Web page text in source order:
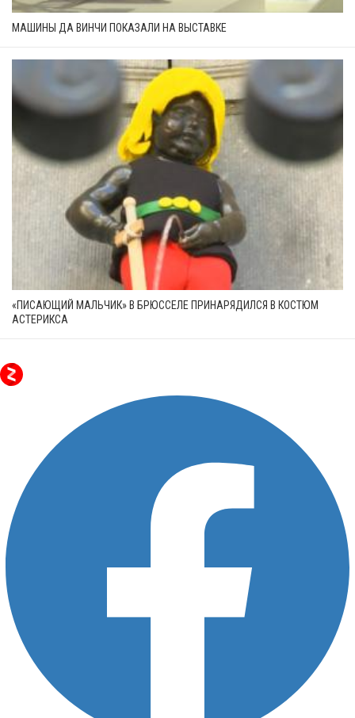
МАШИНЫ ДА ВИНЧИ ПОКАЗАЛИ НА ВЫСТАВКЕ
«ПИСАЮЩИЙ МАЛЬЧИК» В БРЮССЕЛЕ ПРИНАРЯДИЛСЯ В КОСТЮМ
АСТЕРИКСА